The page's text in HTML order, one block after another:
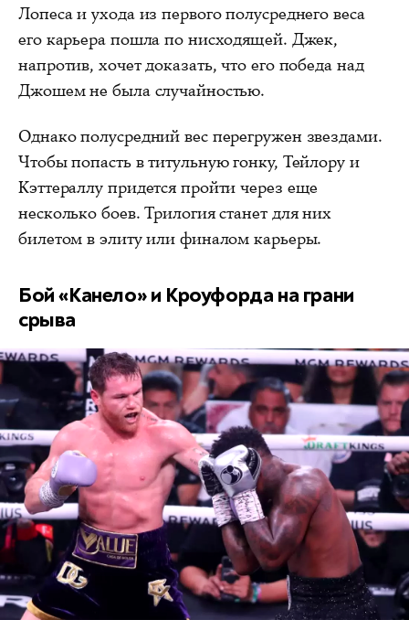
Лопеса и ухода из первого полусреднего веса
его карьера пошла по нисходящей. Джек,
напротив, хочет доказать, что его победа над
Джошем не была случайностью.
Однако полусредний вес перегружен звездами.
Чтобы попасть в титульную гонку, Тейлору и
Кэттераллу придется пройти через еще
несколько боев. Трилогия станет для них
билетом в элиту или финалом карьеры.
Бой «Канело» и Кроуфорда на грани
срыва